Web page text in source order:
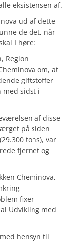
eksistensen af.
ud af dette
de det, når
I høre:
Region
om, at
giftstoffer
med sidst i
af disse
på siden
tons), var
fjernet og
Cheminova,
fixer
Udvikling med
hensyn til